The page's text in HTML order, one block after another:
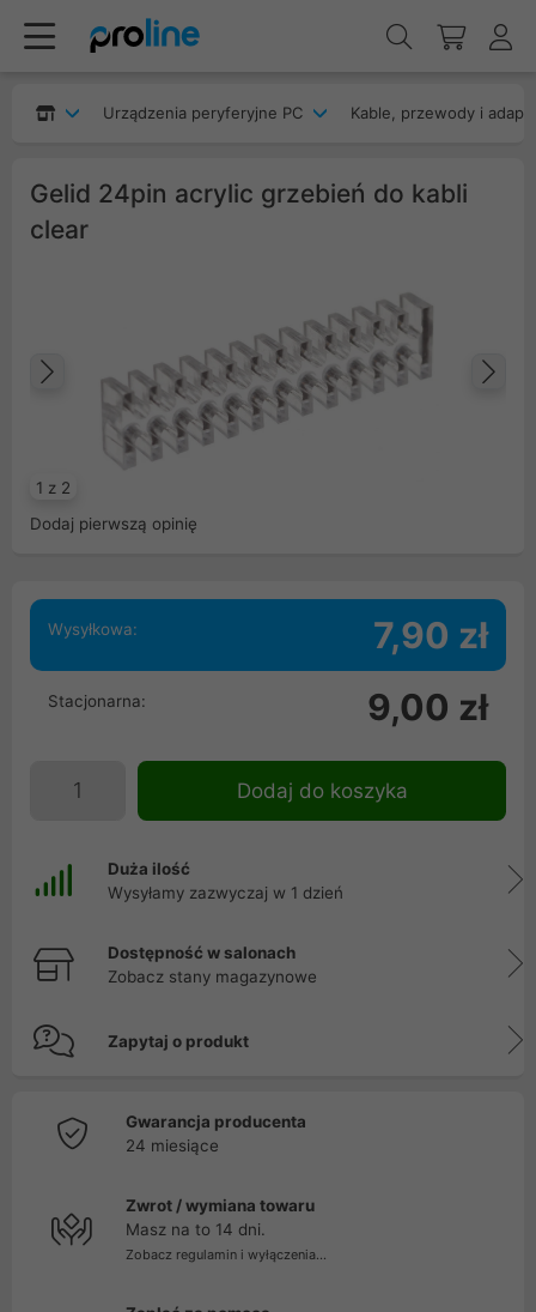
Urządzenia peryferyjne PC Kable, przewody i
Gelid 24pin acrylic grzebień do kabli
clear
1 z 2
Poprzedni
Dodaj pierwszą opinię
Wysyłkowa: 7,90 zł
Stacjonarna: 9,00 zł
Dodaj do koszyka
Duża ilość
Wysyłamy zazwyczaj w 1 dzień
Dostępność w salonach
Zobacz stany magazynowe
Zapytaj o produkt
Gwarancja producenta
24 miesiące
Zwrot / wymiana towaru
Masz na to 14 dni.
Zobacz regulamin i wyłączenia...